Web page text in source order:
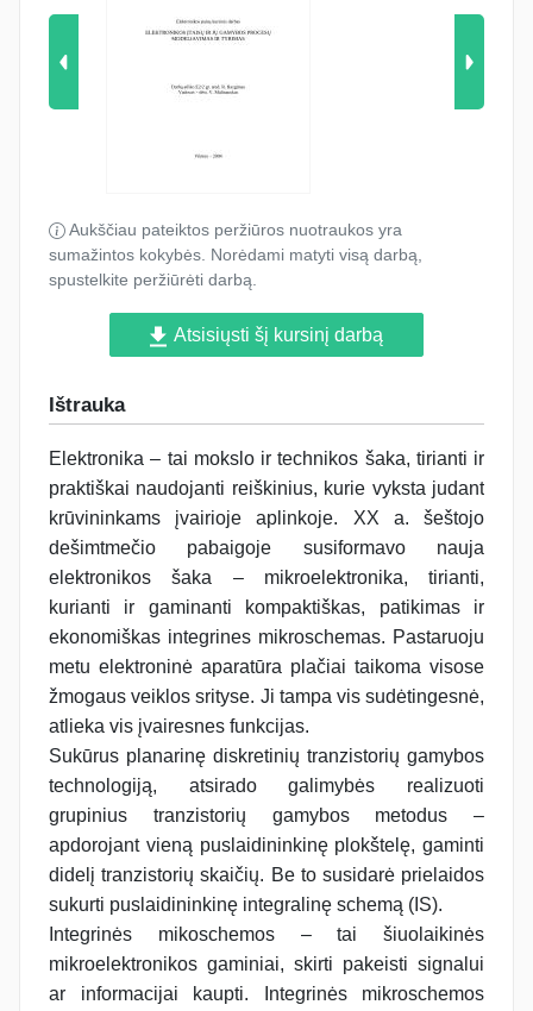
Aukščiau pateiktos peržiūros nuotraukos yra
sumažintos kokybės. Norėdami matyti visą darbą,
spustelkite peržiūrėti darbą.
Atsisiųsti šį kursinį darbą
Ištrauka
Elektronika – tai mokslo ir technikos šaka, tirianti ir
praktiškai naudojanti reiškinius, kurie vyksta judant
krūvininkams įvairioje aplinkoje. XX a. šeštojo
dešimtmečio pabaigoje susiformavo nauja
elektronikos šaka – mikroelektronika, tirianti,
kurianti ir gaminanti kompaktiškas, patikimas ir
ekonomiškas integrines mikroschemas. Pastaruoju
metu elektroninė aparatūra plačiai taikoma visose
žmogaus veiklos srityse. Ji tampa vis sudėtingesnė,
atlieka vis įvairesnes funkcijas.
Sukūrus planarinę diskretinių tranzistorių gamybos
technologiją, atsirado galimybės realizuoti
grupinius tranzistorių gamybos metodus –
apdorojant vieną puslaidininkinę plokštelę, gaminti
didelį tranzistorių skaičių. Be to susidarė prielaidos
sukurti puslaidininkinę integralinę schemą (IS).
Integrinės mikoschemos – tai šiuolaikinės
mikroelektronikos gaminiai, skirti pakeisti signalui
ar informacijai kaupti. Integrinės mikroschemos